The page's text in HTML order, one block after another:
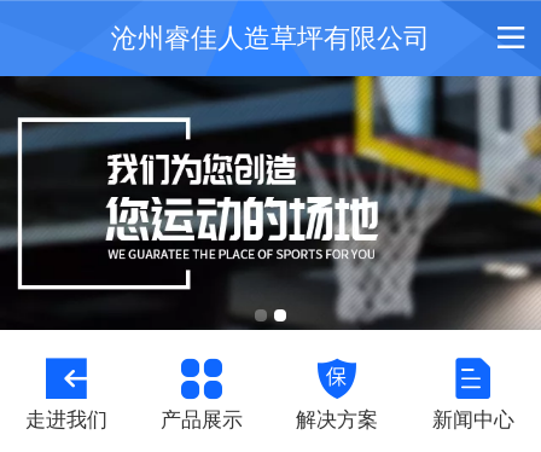
沧州睿佳人造草坪有限公司
走进我们 产品展示 解决方案 新闻中心